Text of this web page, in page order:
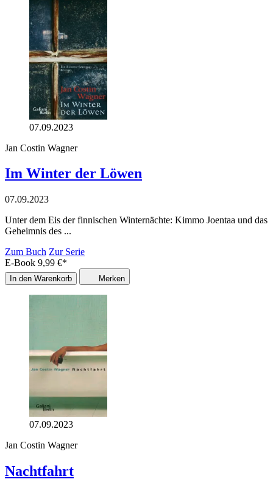
07.09.2023
Jan Costin Wagner
Im Winter der Löwen
07.09.2023
Unter dem Eis der finnischen Winternächte: Kimmo Joentaa und das
Geheimnis des ...
Zum Buch Zur Serie
E-Book 9,99 €*
In den Warenkorb Merken
07.09.2023
Jan Costin Wagner
Nachtfahrt